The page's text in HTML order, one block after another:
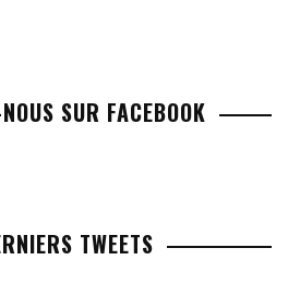
SUR FACEBOOK
TWEETS